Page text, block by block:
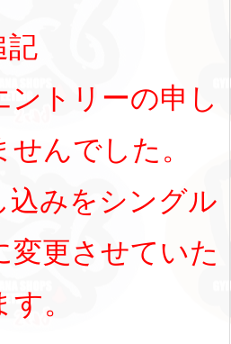
記
ントリーの申し
んでした。
込みをシングル
変更させていた
。